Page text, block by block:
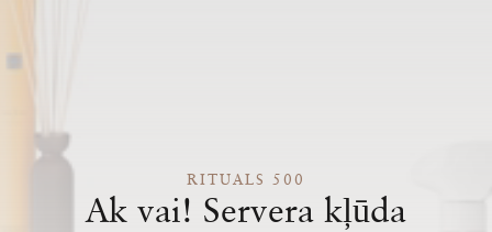
RITUALS 500
Ak vai! Servera kļūda